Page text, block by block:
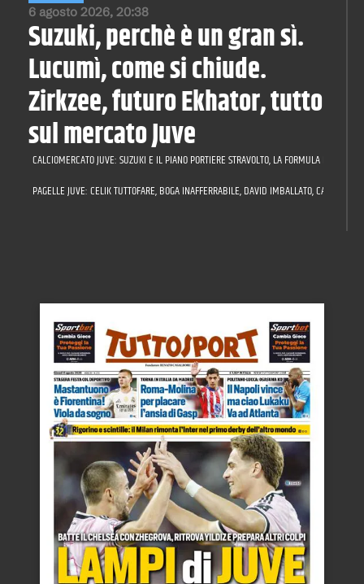
6 agosto 2026, 20:38
Suzuki, perchè è un gran sì.
Lucumì, come si chiude.
Zirkzee, futuro Ekhator, tutto
sul mercato Juve
CALCIOMERCATO JUVE: SUZUKI E IL PIANO PORTIERE STRAVOLTO, LA FORMULA PER
PAGELLE JUVE: CELIK TUTTOFARE, BOGA INAFFERRABILE, DAVID IMBALLATO, CAMBIASO